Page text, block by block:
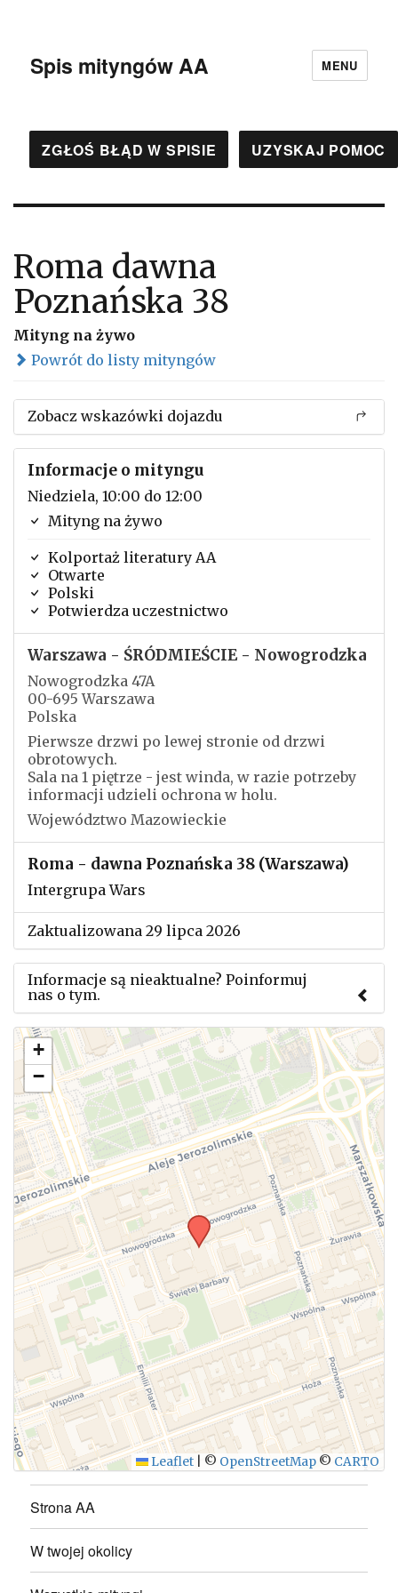
Spis mityngów AA MENU
ZGŁOŚ BŁĄD W SPISIE UZYSKAJ POMOC
Roma dawna
Poznańska 38
Mityng na żywo
Powrót do listy mityngów
Zobacz wskazówki dojazdu
Informacje o mityngu
Niedziela, 10:00 do 12:00
Mityng na żywo
Kolportaż literatury AA
Otwarte
Polski
Potwierdza uczestnictwo
Warszawa - ŚRÓDMIEŚCIE - Nowogrodzka
Nowogrodzka 47A
00-695 Warszawa
Polska
Pierwsze drzwi po lewej stronie od drzwi
obrotowych.
Sala na 1 piętrze - jest winda, w razie potrzeby
informacji udzieli ochrona w holu.
Województwo Mazowieckie
Roma - dawna Poznańska 38 (Warszawa)
Intergrupa Wars
Zaktualizowana 29 lipca 2026
Informacje są nieaktualne? Poinformuj
nas o tym.
Użyj tego formularza aby przesłać informację o
zmianach w powyższym mityngu.
WYŚLIJ
+
−
Leaflet © OpenStreetMap © CARTO
Strona AA
W twojej okolicy